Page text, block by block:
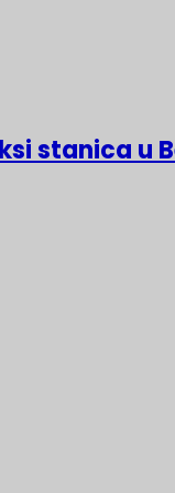
stanica u